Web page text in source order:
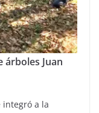
árboles Juan
integró a la